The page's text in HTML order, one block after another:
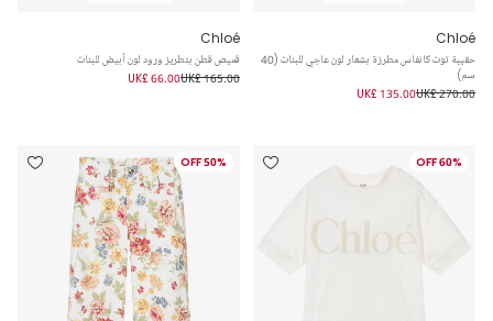
Chloé
حقيبة توت كانفاس مطرزة بشعار لون عاجي للبنات (40
سم)
UK£ 270.00
UK£ 135.00
Chloé
قميص قطن بتطريز ورود لون أبيض للبنات
UK£ 165.00
UK£ 66.00
60% OFF
50% OFF